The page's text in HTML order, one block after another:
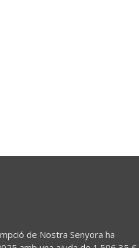
de Nostra Senyora ha